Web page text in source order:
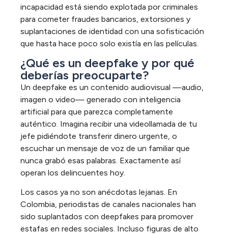
incapacidad está siendo explotada por criminales
para cometer fraudes bancarios, extorsiones y
suplantaciones de identidad con una sofisticación
que hasta hace poco solo existía en las películas.
¿Qué es un deepfake y por qué
deberías preocuparte?
Un deepfake es un contenido audiovisual —audio,
imagen o video— generado con inteligencia
artificial para que parezca completamente
auténtico. Imagina recibir una videollamada de tu
jefe pidiéndote transferir dinero urgente, o
escuchar un mensaje de voz de un familiar que
nunca grabó esas palabras. Exactamente así
operan los delincuentes hoy.
Los casos ya no son anécdotas lejanas. En
Colombia, periodistas de canales nacionales han
sido suplantados con deepfakes para promover
estafas en redes sociales. Incluso figuras de alto